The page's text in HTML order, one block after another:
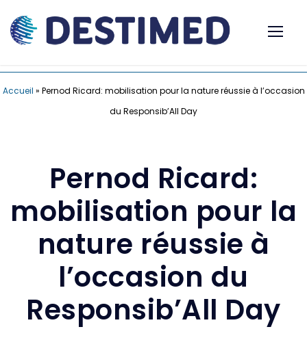
Accueil » Pernod Ricard: mobilisation pour la nature réussie à l’occasion
du Responsib’All Day
Pernod Ricard:
mobilisation pour la
nature réussie à
l’occasion du
Responsib’All Day